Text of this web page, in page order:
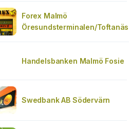
Forex Malmö
Öresundsterminalen/Toftanäs
Handelsbanken Malmö Fosie
Swedbank AB Södervärn